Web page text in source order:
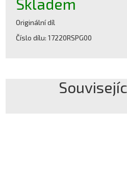
Originální díl
Číslo dílu: 17220RSPG00